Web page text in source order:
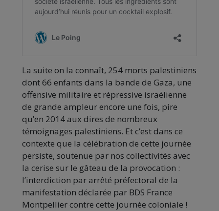
La suite on la connaît, 254 morts palestiniens
dont 66 enfants dans la bande de Gaza, une
offensive militaire et répressive israélienne
de grande ampleur encore une fois, pire
qu’en 2014 aux dires de nombreux
témoignages palestiniens. Et c’est dans ce
contexte que la célébration de cette journée
persiste, soutenue par nos collectivités avec
la cerise sur le gâteau de la provocation :
l’interdiction par arrêté préfectoral de la
manifestation déclarée par BDS France
Montpellier contre cette journée coloniale !